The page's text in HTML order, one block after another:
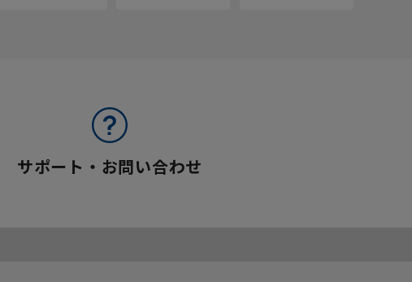
サポート・お問い合わせ